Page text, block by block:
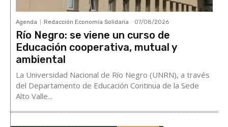
Agenda Redacción Economía Solidaria - 07/08/2026
Río Negro: se viene un curso de
Educación cooperativa, mutual y
ambiental
La Universidad Nacional de Río Negro (UNRN), a través
del Departamento de Educación Continua de la Sede
Alto Valle...